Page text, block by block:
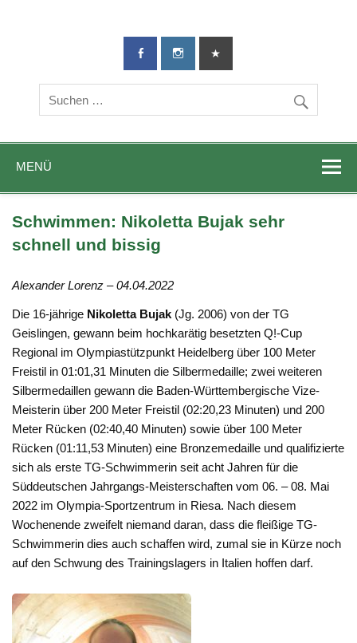
TG-Geislingen
DIE Sportadresse in Geislingen!
MENÜ
Schwimmen: Nikoletta Bujak sehr
schnell und bissig
Alexander Lorenz – 04.04.2022
Die 16-jährige Nikoletta Bujak (Jg. 2006) von der TG
Geislingen, gewann beim hochkarätig besetzten Q!-Cup
Regional im Olympiastützpunkt Heidelberg über 100 Meter
Freistil in 01:01,31 Minuten die Silbermedaille; zwei weiteren
Silbermedaillen gewann die Baden-Württembergische Vize-
Meisterin über 200 Meter Freistil (02:20,23 Minuten) und 200
Meter Rücken (02:40,40 Minuten) sowie über 100 Meter
Rücken (01:11,53 Minuten) eine Bronzemedaille und qualifizierte
sich als erste TG-Schwimmerin seit acht Jahren für die
Süddeutschen Jahrgangs-Meisterschaften vom 06. – 08. Mai
2022 im Olympia-Sportzentrum in Riesa. Nach diesem
Wochenende zweifelt niemand daran, dass die fleißige TG-
Schwimmerin dies auch schaffen wird, zumal sie in Kürze noch
auf den Schwung des Trainingslagers in Italien hoffen darf.